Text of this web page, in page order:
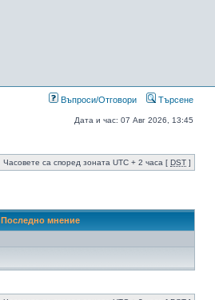
Въпроси/Отговори Търсене
Дата и час: 07 Авг 2026, 13:45
Часовете са според зоната UTC + 2 часа [ DST ]
Последно мнение